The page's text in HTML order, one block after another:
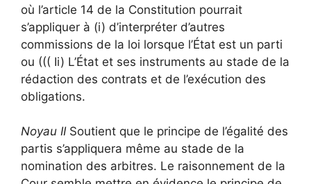
où l’article 14 de la Constitution pourrait
s’appliquer à (i) d’interpréter d’autres
commissions de la loi lorsque l’État est un parti
ou ((( Ii) L’État et ses instruments au stade de la
rédaction des contrats et de l’exécution des
obligations.
Noyau IISoutient que le principe de l’égalité des
partis s’appliquera même au stade de la
nomination des arbitres. Le raisonnement de la